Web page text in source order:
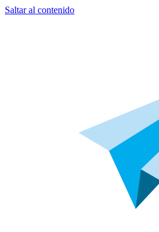
Saltar al contenido